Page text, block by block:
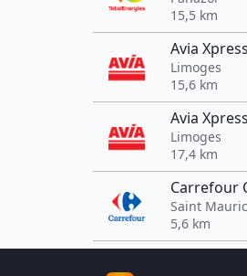
15,5 km
Avia
Limoges
15,6 km
Avia
Limoges
17,4 km
Carrefour
Saint
5,6 km